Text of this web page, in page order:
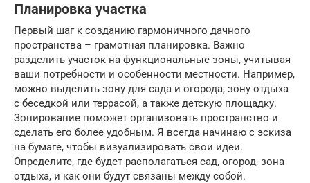
Планировка участка
Первый шаг к созданию гармоничного дачного
пространства – грамотная планировка. Важно
разделить участок на функциональные зоны, учитывая
ваши потребности и особенности местности. Например,
можно выделить зону для сада и огорода, зону отдыха
с беседкой или террасой, а также детскую площадку.
Зонирование поможет организовать пространство и
сделать его более удобным. Я всегда начинаю с эскиза
на бумаге, чтобы визуализировать свои идеи.
Определите, где будет располагаться сад, огород, зона
отдыха, и как они будут связаны между собой.